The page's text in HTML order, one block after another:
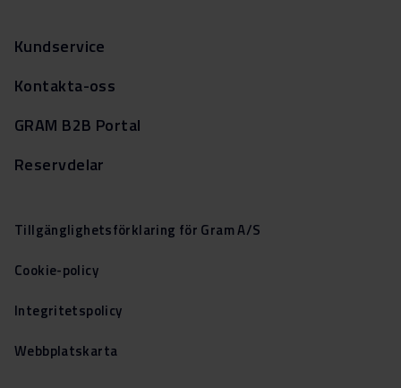
Kundservice
Kontakta-oss
GRAM B2B Portal
Reservdelar
Tillgänglighetsförklaring för Gram A/S
Cookie-policy
Integritetspolicy
Webbplatskarta